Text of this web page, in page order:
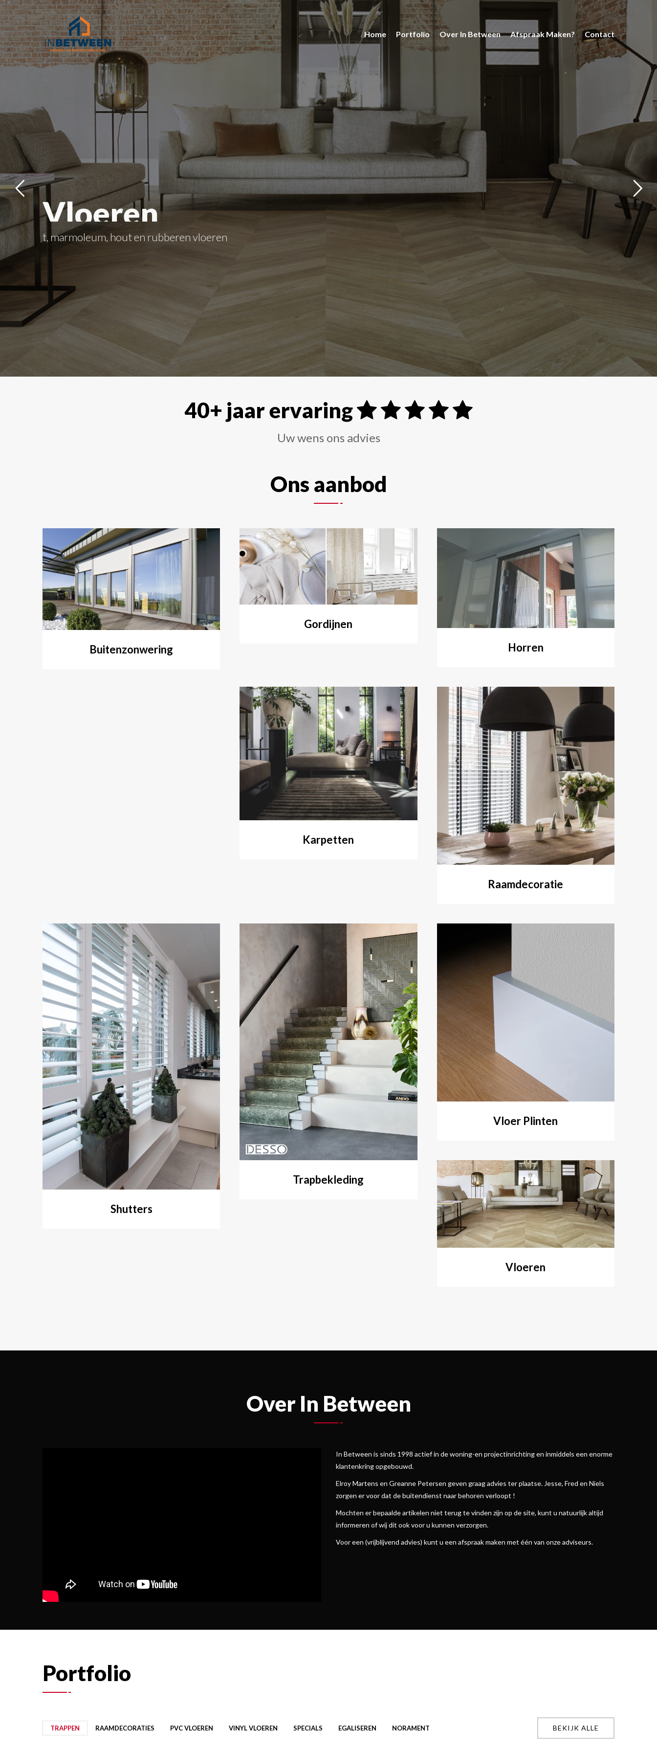
Home Portfolio Over In Between Afspraak Maken? Contact
Raamdecoraties
Alle soorten raamdecoraties zoals shutters, rolgordijnen, plissé gordijnen, jaloezieën en nog veel meer.
40+ jaar ervaring
Uw wens ons advies
Ons aanbod
Buitenzonwering
Gordijnen
Horren
Karpetten
Raamdecoratie
Shutters
Trapbekleding
Vloer Plinten
Vloeren
Over In Between
In Between is sinds 1998 actief in de woning-en projectinrichting en inmiddels een enorme
klantenkring opgebouwd.
Elroy Martens en Greanne Petersen geven graag advies ter plaatse. Jesse, Fred en Niels
zorgen er voor dat de buitendienst naar behoren verloopt !
Mochten er bepaalde artikelen niet terug te vinden zijn op de site, kunt u natuurlijk altijd
informeren of wij dit ook voor u kunnen verzorgen.
Voor een (vrijblijvend advies) kunt u een afspraak maken met één van onze adviseurs.
Portfolio
TRAPPEN RAAMDECORATIES PVC VLOEREN VINYL VLOEREN SPECIALS EGALISEREN NORAMENT BEKIJK ALLE